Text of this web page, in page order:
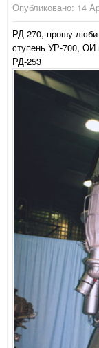
Опубликовано: 14
РД-270, прошу
ступень УР-700, ОИ
РД-253